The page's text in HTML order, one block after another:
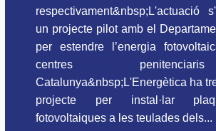
respectivament&nbsp;L'actuació
un projecte pilot amb el
per estendre l’energia
centres
Catalunya&nbsp;L'Energètica ha
projecte per instal·lar
fotovoltaiques a les teulades dels...